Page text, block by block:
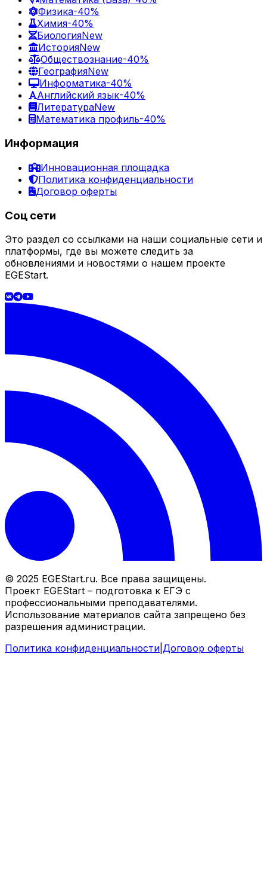
Физика-40%
Химия-40%
БиологияNew
ИсторияNew
Обществознание-40%
ГеографияNew
Информатика-40%
Английский язык-40%
ЛитератураNew
Математика профиль-40%
Информация
Инновационная площадка
Политика конфиденциальности
Договор оферты
Соц сети
Это раздел со ссылками на наши социальные сети и
платформы, где вы можете следить за
обновлениями и новостями о нашем проекте
EGEStart.
© 2025 EGEStart.ru. Все права защищены.
Проект EGEStart – подготовка к ЕГЭ с
профессиональными преподавателями.
Использование материалов сайта запрещено без
разрешения администрации.
Политика конфиденциальности Договор оферты